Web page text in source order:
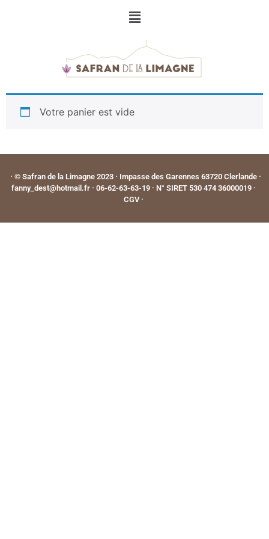
Votre panier est vide
· © Safran de la Limagne 2023 · Impasse des Garennes 63720 Clerlande ·
fanny_dest@hotmail.fr · 06-62-63-63-19 · N° SIRET 530 474 36000019 ·
CGV·